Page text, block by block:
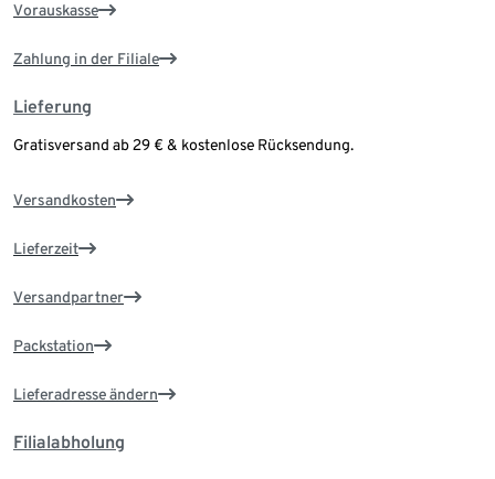
Vorauskasse
Zahlung in der Filiale
Lieferung
Gratisversand ab 29 € & kostenlose Rücksendung.
Versandkosten
Lieferzeit
Versandpartner
Packstation
Lieferadresse ändern
Filialabholung